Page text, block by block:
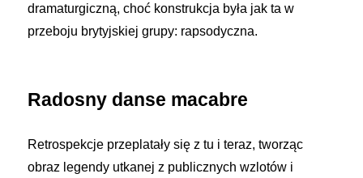
dramaturgiczną, choć konstrukcja była jak ta w
przeboju brytyjskiej grupy: rapsodyczna.
Radosny danse macabre
Retrospekcje przeplatały się z tu i teraz, tworząc
obraz legendy utkanej z publicznych wzlotów i